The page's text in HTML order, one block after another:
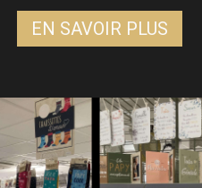
EN SAVOIR PLUS